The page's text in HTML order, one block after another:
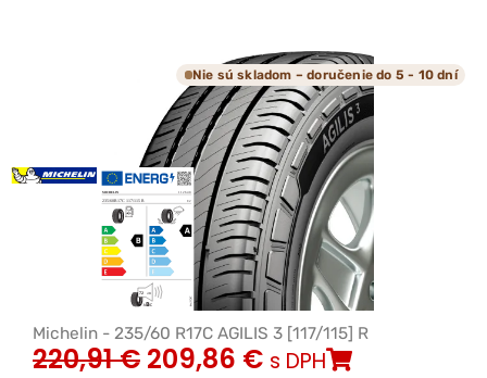
Nie sú skladom – doručenie do 5 - 10 dní
Michelin - 235/60 R17C AGILIS 3 [117/115] R
220,91€ 209,86 € s DPH